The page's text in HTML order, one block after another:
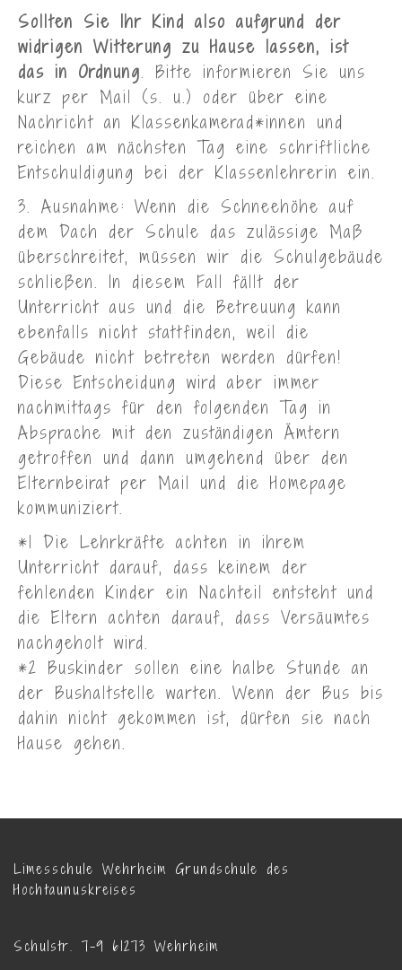
Sollten Sie Ihr Kind also aufgrund der
widrigen Witterung zu Hause lassen, ist
das in Ordnung. Bitte informieren Sie uns
kurz per Mail (s. u.) oder über eine
Nachricht an Klassenkamerad*innen und
reichen am nächsten Tag eine schriftliche
Entschuldigung bei der Klassenlehrerin ein.
3. Ausnahme: Wenn die Schneehöhe auf
dem Dach der Schule das zulässige Maß
überschreitet, müssen wir die Schulgebäude
schließen. In diesem Fall fällt der
Unterricht aus und die Betreuung kann
ebenfalls nicht stattfinden, weil die
Gebäude nicht betreten werden dürfen!
Diese Entscheidung wird aber immer
nachmittags für den folgenden Tag in
Absprache mit den zuständigen Ämtern
getroffen und dann umgehend über den
Elternbeirat per Mail und die Homepage
kommuniziert.
*1 Die Lehrkräfte achten in ihrem
Unterricht darauf, dass keinem der
fehlenden Kinder ein Nachteil entsteht und
die Eltern achten darauf, dass Versäumtes
nachgeholt wird.
*2 Buskinder sollen eine halbe Stunde an
der Bushaltstelle warten. Wenn der Bus bis
dahin nicht gekommen ist, dürfen sie nach
Hause gehen.
Limesschule Wehrheim Grundschule des
Hochtaunuskreises
Schulstr. 7-9 61273 Wehrheim